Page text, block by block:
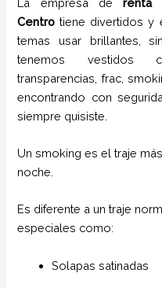
Centro tiene divertidos y
temas usar brillantes,
tenemos vestidos
transparencias, frac,
encontrando con
siempre quisiste.
Un smoking es el traje
noche.
Es diferente a un traje
especiales como:
Solapas satinadas